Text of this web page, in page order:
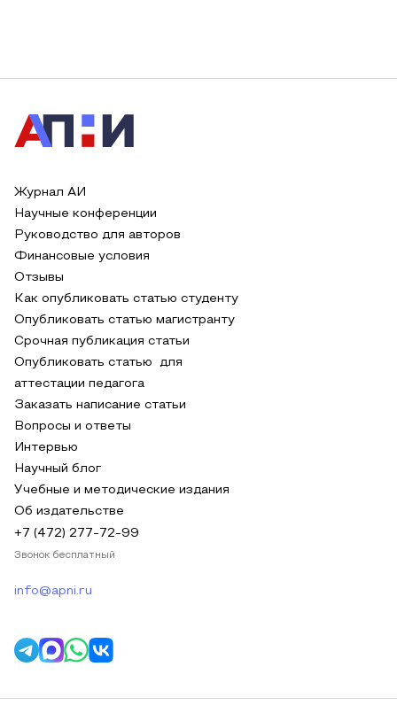
Журнал АИ
Научные конференции
Руководство для авторов
Финансовые условия
Отзывы
Как опубликовать статью студенту
Опубликовать статью магистранту
Срочная публикация статьи
Опубликовать статью для
аттестации педагога
Заказать написание статьи
Вопросы и ответы
Интервью
Научный блог
Учебные и методические издания
Об издательстве
+7 (472) 277-72-99
Звонок бесплатный
info@apni.ru